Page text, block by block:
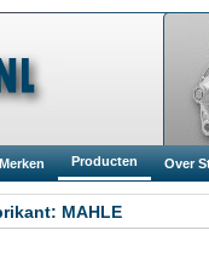
Merken Producten Over
MAHLE